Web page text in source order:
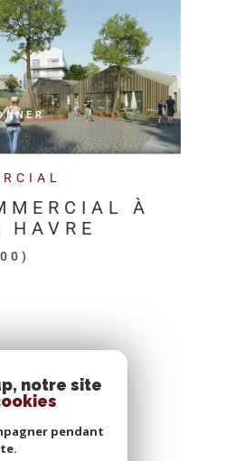
À
HAVRE
LE BIEN
notre site
pendant